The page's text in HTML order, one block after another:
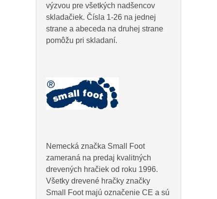
výzvou pre všetkých nadšencov
skladačiek. Čísla 1-26 na jednej
strane a abeceda na druhej strane
pomôžu pri skladaní.
Nemecká značka Small Foot
zameraná na predaj kvalitných
drevených hračiek od roku 1996.
Všetky drevené hračky značky
Small Foot majú označenie CE a sú